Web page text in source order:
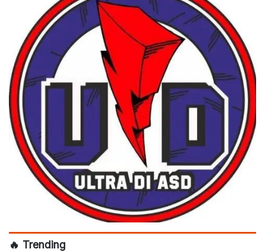
🔥 Trending